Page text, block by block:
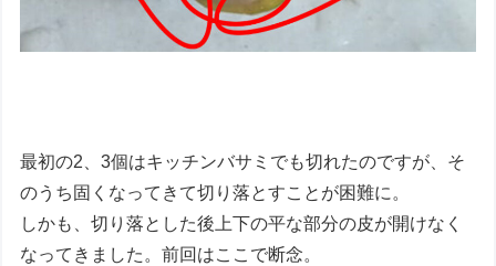
最初の2、3個はキッチンバサミでも切れたのですが、そ
のうち固くなってきて切り落とすことが困難に。
しかも、切り落とした後上下の平な部分の皮が開けなく
なってきました。前回はここで断念。